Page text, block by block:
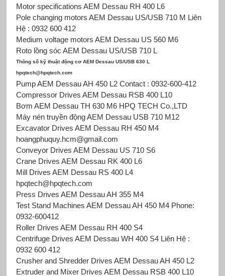
Motor specifications AEM Dessau RH 400 L6
Pole changing motors AEM Dessau US/USB 710 M Liên
Hệ : 0932 600 412
Medium voltage motors AEM Dessau US 560 M6
Roto lồng sóc AEM Dessau US/USB 710 L
Thông số kỹ thuật động cơ AEM Dessau US/USB 630 L
hpqtech@hpqtech.com
Pump AEM Dessau AH 450 L2 Contact : 0932-600-412
Compressor Drives AEM Dessau RSB 400 L10
Bơm AEM Dessau TH 630 M6 HPQ TECH Co.,LTD
Máy nén truyền động AEM Dessau USB 710 M12
Excavator Drives AEM Dessau RH 450 M4
hoangphuquy.hcm@gmail.com
Conveyor Drives AEM Dessau US 710 S6
Crane Drives AEM Dessau RK 400 L6
Mill Drives AEM Dessau RS 400 L4
hpqtech@hpqtech.com
Press Drives AEM Dessau AH 355 M4
Test Stand Machines AEM Dessau AH 450 M4 Phone:
0932-600412
Roller Drives AEM Dessau RH 400 S4
Centrifuge Drives AEM Dessau WH 400 S4 Liên Hệ :
0932 600 412
Crusher and Shredder Drives AEM Dessau AH 450 L2
Extruder and Mixer Drives AEM Dessau RSB 400 L10